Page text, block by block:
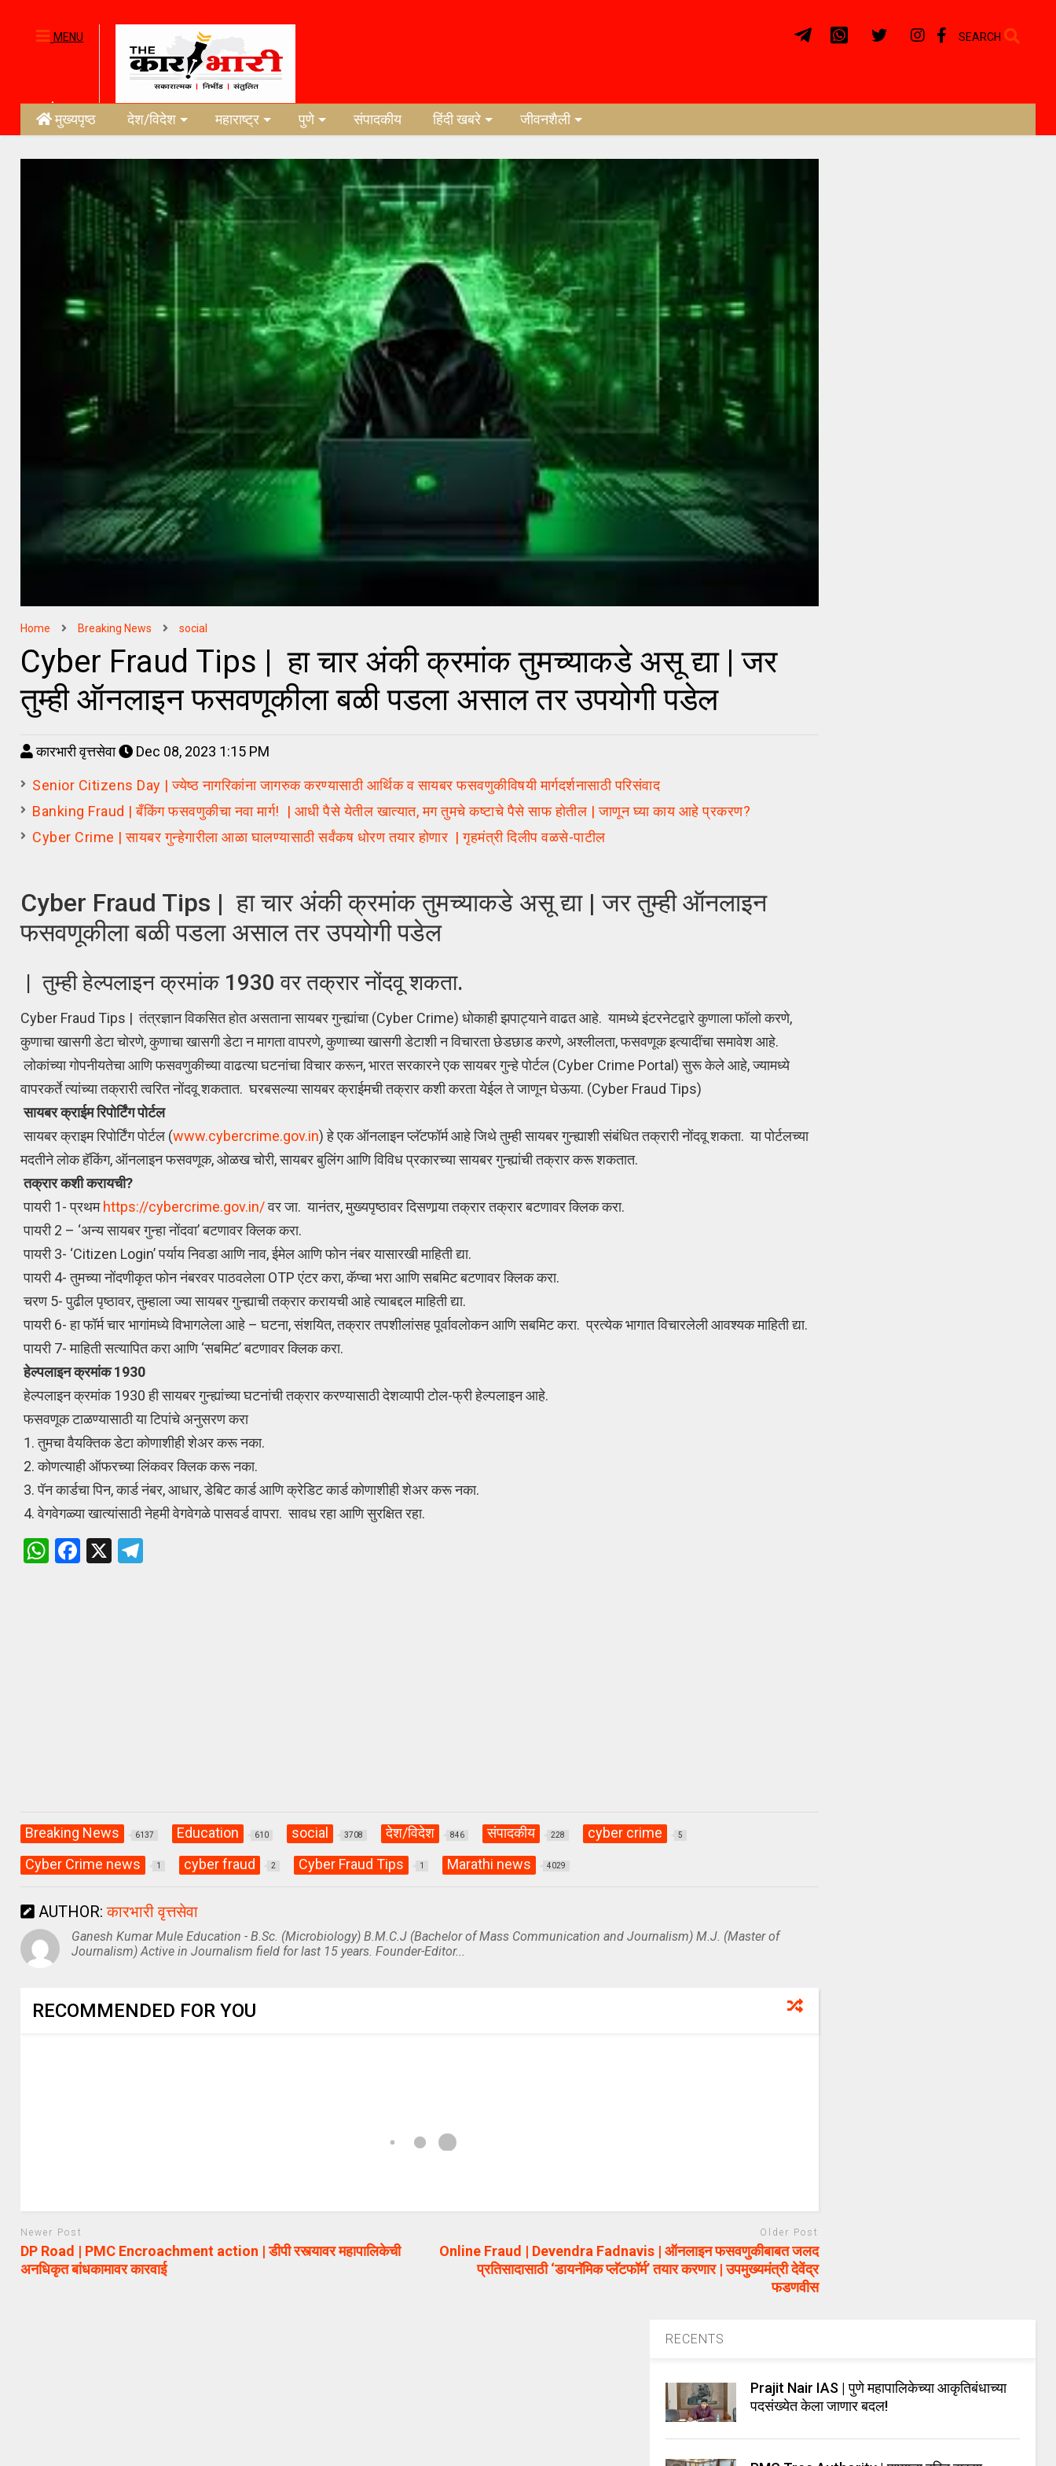
MENU SEARCH
मुख्यपृष्ठ देश/विदेश महाराष्ट्र पुणे संपादकीय हिंदी खबरे जीवनशैली
Home Breaking News social
Cyber Fraud Tips | हा चार अंकी क्रमांक तुमच्याकडे असू द्या | जर
तुम्ही ऑनलाइन फसवणूकीला बळी पडला असाल तर उपयोगी पडेल
कारभारी वृत्तसेवा Dec 08, 2023 1:15 PM
Senior Citizens Day | ज्येष्ठ नागरिकांना जागरुक करण्यासाठी आर्थिक व सायबर फसवणुकीविषयी मार्गदर्शनासाठी परिसंवाद
Banking Fraud | बँकिंग फसवणुकीचा नवा मार्ग! | आधी पैसे येतील खात्यात, मग तुमचे कष्टाचे पैसे साफ होतील | जाणून घ्या काय आहे प्रकरण?
Cyber Crime | सायबर गुन्हेगारीला आळा घालण्यासाठी सर्वंकष धोरण तयार होणार | गृहमंत्री दिलीप वळसे-पाटील
Cyber Fraud Tips | हा चार अंकी क्रमांक तुमच्याकडे असू द्या | जर तुम्ही ऑनलाइन
फसवणूकीला बळी पडला असाल तर उपयोगी पडेल
| तुम्ही हेल्पलाइन क्रमांक 1930 वर तक्रार नोंदवू शकता.
Cyber Fraud Tips | तंत्रज्ञान विकसित होत असताना सायबर गुन्ह्यांचा (Cyber Crime) धोकाही झपाट्याने वाढत आहे. यामध्ये इंटरनेटद्वारे कुणाला फॉलो करणे,
कुणाचा खासगी डेटा चोरणे, कुणाचा खासगी डेटा न मागता वापरणे, कुणाच्या खासगी डेटाशी न विचारता छेडछाड करणे, अश्लीलता, फसवणूक इत्यादींचा समावेश आहे.
लोकांच्या गोपनीयतेचा आणि फसवणुकीच्या वाढत्या घटनांचा विचार करून, भारत सरकारने एक सायबर गुन्हे पोर्टल (Cyber Crime Portal) सुरू केले आहे, ज्यामध्ये
वापरकर्ते त्यांच्या तक्रारी त्वरित नोंदवू शकतात. घरबसल्या सायबर क्राईमची तक्रार कशी करता येईल ते जाणून घेऊया. (Cyber Fraud Tips)
सायबर क्राईम रिपोर्टिंग पोर्टल
सायबर क्राइम रिपोर्टिंग पोर्टल (www.cybercrime.gov.in) हे एक ऑनलाइन प्लॅटफॉर्म आहे जिथे तुम्ही सायबर गुन्ह्याशी संबंधित तक्रारी नोंदवू शकता. या पोर्टलच्या
मदतीने लोक हॅकिंग, ऑनलाइन फसवणूक, ओळख चोरी, सायबर बुलिंग आणि विविध प्रकारच्या सायबर गुन्ह्यांची तक्रार करू शकतात.
तक्रार कशी करायची?
पायरी 1- प्रथम https://cybercrime.gov.in/वर जा. यानंतर, मुख्यपृष्ठावर दिसणार्‍या तक्रार तक्रार बटणावर क्लिक करा.
पायरी 2 – ‘अन्य सायबर गुन्हा नोंदवा’ बटणावर क्लिक करा.
पायरी 3- ‘Citizen Login’ पर्याय निवडा आणि नाव, ईमेल आणि फोन नंबर यासारखी माहिती द्या.
पायरी 4- तुमच्या नोंदणीकृत फोन नंबरवर पाठवलेला OTP एंटर करा, कॅप्चा भरा आणि सबमिट बटणावर क्लिक करा.
चरण 5- पुढील पृष्ठावर, तुम्हाला ज्या सायबर गुन्ह्याची तक्रार करायची आहे त्याबद्दल माहिती द्या.
पायरी 6- हा फॉर्म चार भागांमध्ये विभागलेला आहे – घटना, संशयित, तक्रार तपशीलांसह पूर्वावलोकन आणि सबमिट करा. प्रत्येक भागात विचारलेली आवश्यक माहिती द्या.
पायरी 7- माहिती सत्यापित करा आणि ‘सबमिट’ बटणावर क्लिक करा.
हेल्पलाइन क्रमांक 1930
हेल्पलाइन क्रमांक 1930 ही सायबर गुन्ह्यांच्या घटनांची तक्रार करण्यासाठी देशव्यापी टोल-फ्री हेल्पलाइन आहे.
फसवणूक टाळण्यासाठी या टिपांचे अनुसरण करा
1. तुमचा वैयक्तिक डेटा कोणाशीही शेअर करू नका.
2. कोणत्याही ऑफरच्या लिंकवर क्लिक करू नका.
3. पॅन कार्डचा पिन, कार्ड नंबर, आधार, डेबिट कार्ड आणि क्रेडिट कार्ड कोणाशीही शेअर करू नका.
4. वेगवेगळ्या खात्यांसाठी नेहमी वेगवेगळे पासवर्ड वापरा. सावध रहा आणि सुरक्षित रहा.
W F
X
Breaking News 6137 Education 610 social 3708 देश/विदेश 846 संपादकीय 228 cyber crime 5
Cyber Crime news 1 cyber fraud 2 Cyber Fraud Tips 1 Marathi news 4029
AUTHOR:कारभारी वृत्तसेवा
Ganesh Kumar Mule Education - B.Sc. (Microbiology) B.M.C.J (Bachelor of Mass Communication and Journalism) M.J. (Master of
Journalism) Active in Journalism field for last 15 years. Founder-Editor...
RECOMMENDED FOR YOU
Newer Post
DP Road | PMC Encroachment action | डीपी रस्त्यावर महापालिकेची
अनधिकृत बांधकामावर कारवाई
Older Post
Online Fraud | Devendra Fadnavis | ऑनलाइन फसवणुकीबाबत जलद
प्रतिसादासाठी ‘डायनॅमिक प्लॅटफॉर्म’ तयार करणार | उपमुख्यमंत्री देवेंद्र
फडणवीस
RECENTS
Prajit Nair IAS | पुणे महापालिकेच्या आकृतिबंधाच्या
पदसंख्येत केला जाणार बदल!